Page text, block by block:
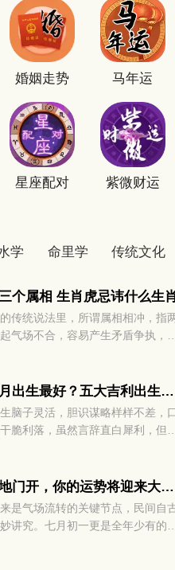
婚姻走势 马年运
星座配对 紫微财运
学 命里学 传统文化
个属相 生肖虎忌讳什么生
传统说法里，所谓属相相冲，指
气场不合，容易产生矛盾争执，
咱们就详细说一说。
属鸡的几月出生最好？五大吉利出生月份完整解读
脑子灵活，胆识谋略样样不差，
脆利落，虽然言辞直白犀利，但
胜心比较强，凡事总爱分出高下
里，属鸡人不同月份降生，先天性
别很大，不少属鸡朋友都好奇，
份出生福气最好，下面就给大家
七月初一地门开，你的运势将迎来大转折
是气场流转的关键节点，民间自
讲究。七月初一更是全年少有的